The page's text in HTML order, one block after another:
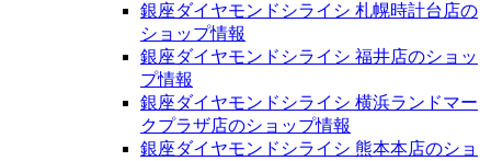
銀座ダイヤモンドシライシ 札幌時計台店の
ショップ情報
銀座ダイヤモンドシライシ 福井店のショッ
プ情報
銀座ダイヤモンドシライシ 横浜ランドマー
クプラザ店のショップ情報
銀座ダイヤモンドシライシ 熊本本店のショ